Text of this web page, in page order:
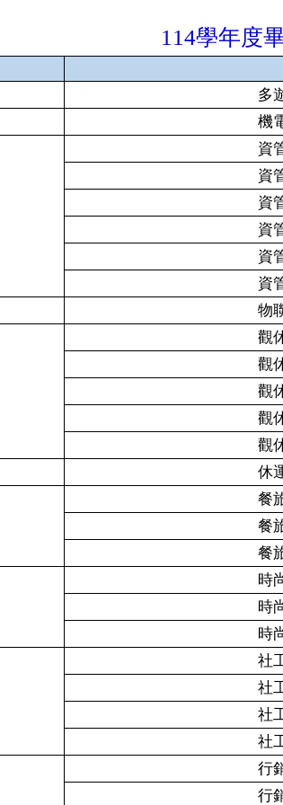
114學年度
多
機
資
資
資
資
資
資
物
觀
觀
觀
觀
觀
休
餐
餐
餐
時
時
時
社
社
社
社
行
行